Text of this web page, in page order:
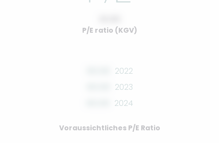
P/E ratio (KGV)
2022
2023
2024
Voraussichtliches P/E Ratio